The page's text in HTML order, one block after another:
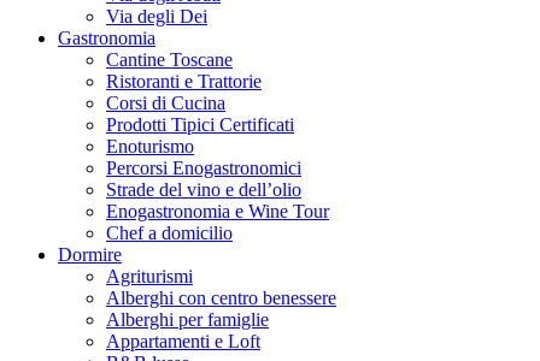
Via degli Dei
Gastronomia
Cantine Toscane
Ristoranti e Trattorie
Corsi di Cucina
Prodotti Tipici Certificati
Enoturismo
Percorsi Enogastronomici
Strade del vino e dell’olio
Enogastronomia e Wine Tour
Chef a domicilio
Dormire
Agriturismi
Alberghi con centro benessere
Alberghi per famiglie
Appartamenti e Loft